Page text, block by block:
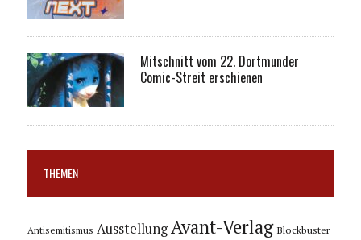
Mitschnitt vom 22. Dortmunder
Comic-Streit erschienen
THEMEN
Antisemitismus Ausstellung Avant-Verlag Blockbuster